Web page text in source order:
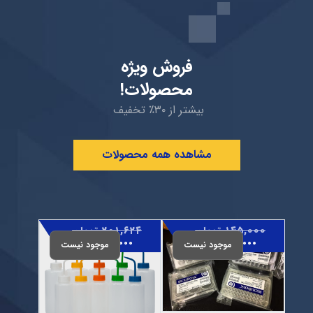
فروش ويژه
محصولات!
بیشتر از ۳۰٪ تخفیف
مشاهده همه محصولات
۱۴۵,۰۰۰تومان
۱۲۰,۰۰۰ تومان
موجود نیست
مقایسه
۲۰۱,۶۲۴تومان
۱۷۰,۰۰۰ تومان
موجود نیست